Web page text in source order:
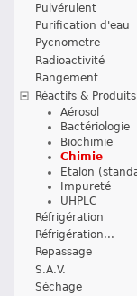
Pulvérulent
Purification d'eau
Pycnometre
Radioactivité
Rangement
Réactifs & Produits
Aérosol
Bactériologie
Biochimie
Chimie
Etalon
Impureté
UHPLC
Réfrigération
Réfrigération...
Repassage
S.A.V.
Séchage